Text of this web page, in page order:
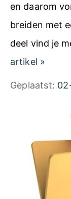
en daarom
breiden met
deel vind je
artikel A
d
g
»
Geplaatst: